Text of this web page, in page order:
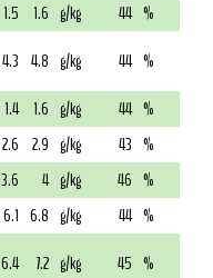
1.5 1.6 g/kg 44 %
4.3 4.8 g/kg 44 %
1.4 1.6 g/kg 44 %
2.6 2.9 g/kg 43 %
3.6 4 g/kg 46 %
6.1 6.8 g/kg 44 %
6.4 7.2 g/kg 45 %